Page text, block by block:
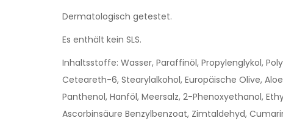
Dermatologisch getestet.
Es enthält kein SLS.
Inhaltsstoffe: Wasser, Paraffinöl, Propylenglykol,
Ceteareth-6, Stearylalkohol, Europäische Olive,
Panthenol, Hanföl, Meersalz, 2-Phenoxyethanol,
Ascorbinsäure Benzylbenzoat, Zimtaldehyd,